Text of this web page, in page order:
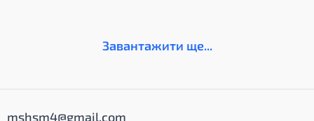
Завантажити ще...
mshsm4@gmail.com